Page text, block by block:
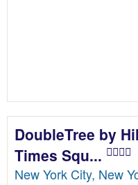
DoubleTree by
Times Squ...
New York City, New